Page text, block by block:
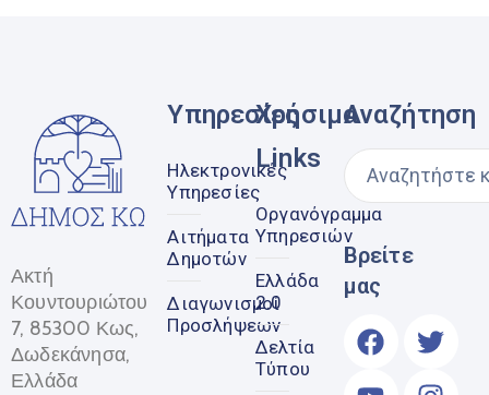
Ακτή
Κουντουριώτου
7, 85300 Κως,
Δωδεκάνησα,
Ελλάδα
Υπηρεσίες
Ηλεκτρονικές
Υπηρεσίες
Αιτήματα
Δημοτών
Διαγωνισμοί
Προσλήψεων
Χρήσιμα
Links
Οργανόγραμμα
Υπηρεσιών
Ελλάδα
2.0
Δελτία
Τύπου
Αναζήτηση
Βρείτε
μας